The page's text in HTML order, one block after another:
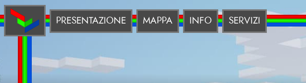
PRESENTAZIONE MAPPA INFO SERVIZI